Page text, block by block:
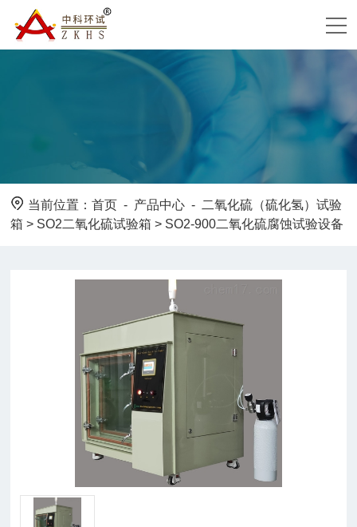
当前位置：首页 - 产品中心 - 二氧化硫（硫化氢）试验
箱 > SO2二氧化硫试验箱 > SO2-900二氧化硫腐蚀试验设备